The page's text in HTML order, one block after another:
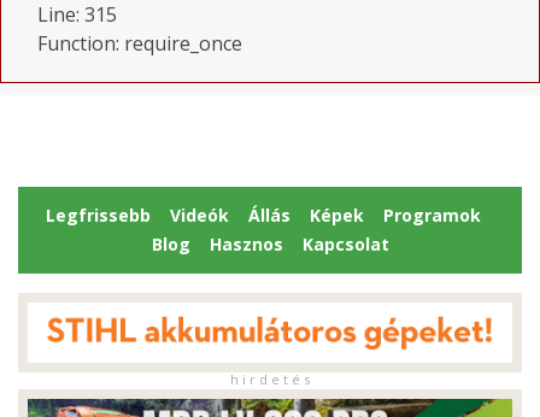
Line: 315
Function: require_once
Legfrissebb Videók Állás Képek
Programok
Blog
Hasznos Kapcsolat
h i r d e t é s